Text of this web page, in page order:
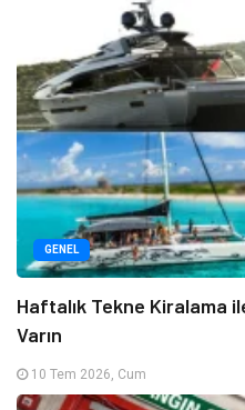
GENEL
Haftalık Tekne Kiralama
Varın
10 Tem 2026, Cum